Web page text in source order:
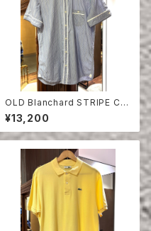
OLD Blanchard STRIPE CO
TTON HALF SLEEVE SHIRT
¥13,200